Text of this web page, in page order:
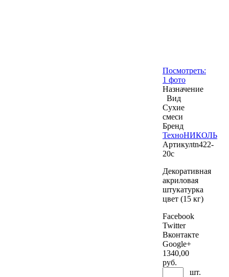
Посмотреть:
1 фото
Назначение
Вид
Сухие
смеси
Бренд
ТехноНИКОЛЬ
Артикулtn422-
20c
Декоративная
акриловая
штукатурка
цвет (15 кг)
Facebook
Twitter
Вконтакте
Google+
1340,00
руб.
шт.